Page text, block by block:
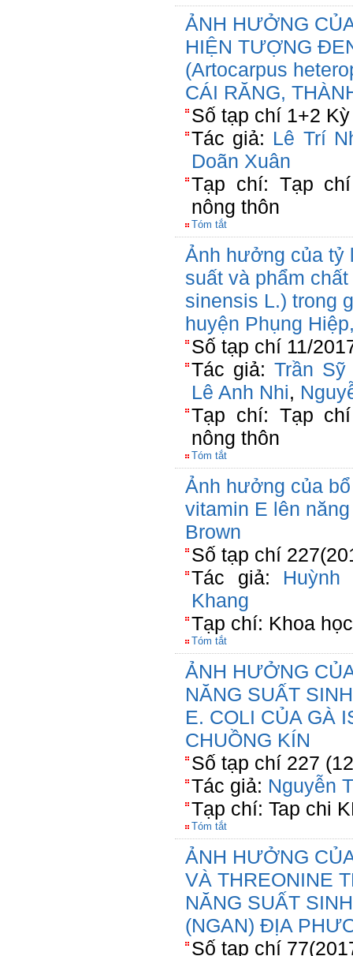
ẢNH HƯỞNG
HIỆN TƯỢNG
(Artocarpus
CÁI RĂNG,
Số tạp chí 1+2
Tác giả: Lê Trí
Doãn Xuân
Tạp chí: Tạp
nông thôn
Tóm tắt
Ảnh hưởng của tỷ
suất và phẩm
sinensis L.) trong
huyện Phụng
Số tạp chí 11/
Tác giả:Trần Sỹ
Lê Anh Nhi,
Tạp chí: Tạp
nông thôn
Tóm tắt
Ảnh hưởng của
vitamin E lên
Brown
Số tạp chí
Tác giả: Huỳnh
Khang
Tạp chí: Khoa
Tóm tắt
ẢNH HƯỞNG
NĂNG SUẤT
E. COLI CỦA GÀ
CHUỒNG KÍN
Số tạp chí 227
Tác giả: Nguyễn
Tạp chí: Tap chi
Tóm tắt
ẢNH HƯỞNG
VÀ THREONINE
NĂNG SUẤT
(NGAN) ĐỊA
Số tạp chí